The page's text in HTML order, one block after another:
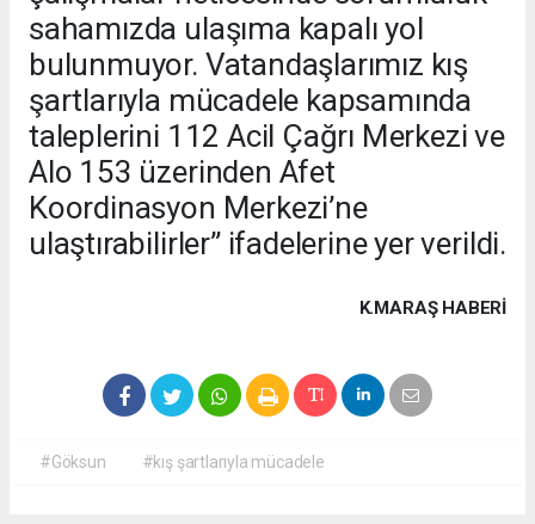
sahamızda ulaşıma kapalı yol
bulunmuyor. Vatandaşlarımız kış
şartlarıyla mücadele kapsamında
taleplerini 112 Acil Çağrı Merkezi ve
Alo 153 üzerinden Afet
Koordinasyon Merkezi’ne
ulaştırabilirler” ifadelerine yer verildi.
K.MARAŞ HABERİ
#Göksun #kış şartlarıyla mücadele